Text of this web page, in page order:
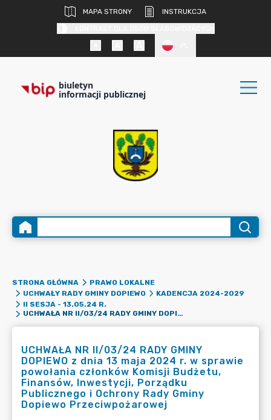
MAPA STRONY
INSTRUKCJA
biuletyn
informacji publicznej
STRONA GŁÓWNA
PRAWO LOKALNE
UCHWAŁY RADY GMINY DOPIEWO
KADENCJA 2024-2029
II SESJA - 13.05.24 R.
UCHWAŁA NR II/03/24 RADY GMINY DOPIEWO Z DNIA 13 MAJA 2024 R. W SPRAWIE POWOŁANIA CZŁONKÓW KOMISJI BUDŻETU, FINANSÓW, INWESTYCJI, PORZĄDKU PUBLICZNEGO I OCHRONY RADY GMINY DOPIEWO PRZECIWPOŻAROWEJ
UCHWAŁA NR II/03/24 RADY GMINY
DOPIEWO z dnia 13 maja 2024 r. w sprawie
powołania członków Komisji Budżetu,
Finansów, Inwestycji, Porządku
Publicznego i Ochrony Rady Gminy
Dopiewo Przeciwpożarowej